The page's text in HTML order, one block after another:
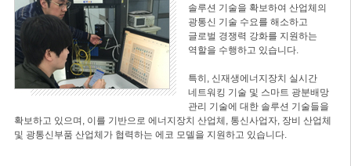
솔루션 기술을 확보하여 산업체의
광통신 기술 수요를 해소하고
글로벌 경쟁력 강화를 지원하는
역할을 수행하고 있습니다.
특히, 신재생에너지장치 실시간
네트워킹 기술 및 스마트 광분배망
관리 기술에 대한 솔루션 기술들을
확보하고 있으며, 이를 기반으로 에너지장치 산업체, 통신사업자, 장비 산업체
및 광통신부품 산업체가 협력하는 에코 모델을 지원하고 있습니다.